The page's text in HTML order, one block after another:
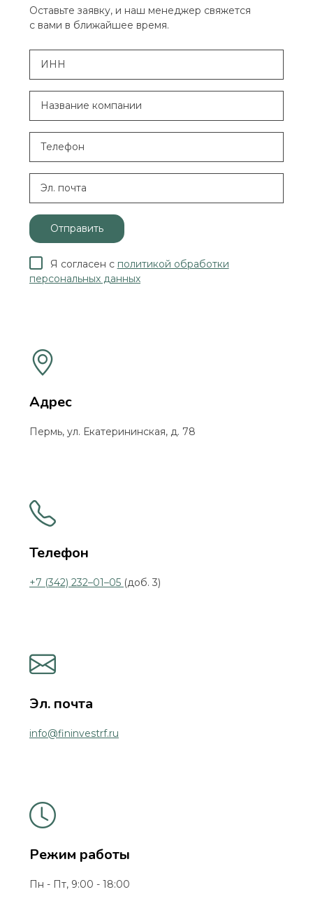
Оставьте заявку, и наш менеджер свяжется
с вами в ближайшее время.
Отправить
Я согласен с политикой обработки
персональных данных
Адрес
Пермь, ул. Екатерининская, д. 78
Телефон
+7 (342) 232–01–05 (доб. 3)
Эл. почта
info@fininvestrf.ru
Режим работы
Пн - Пт, 9:00 - 18:00